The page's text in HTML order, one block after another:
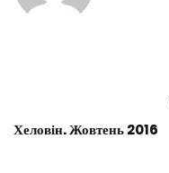
Хеловін. Жовтень 2016